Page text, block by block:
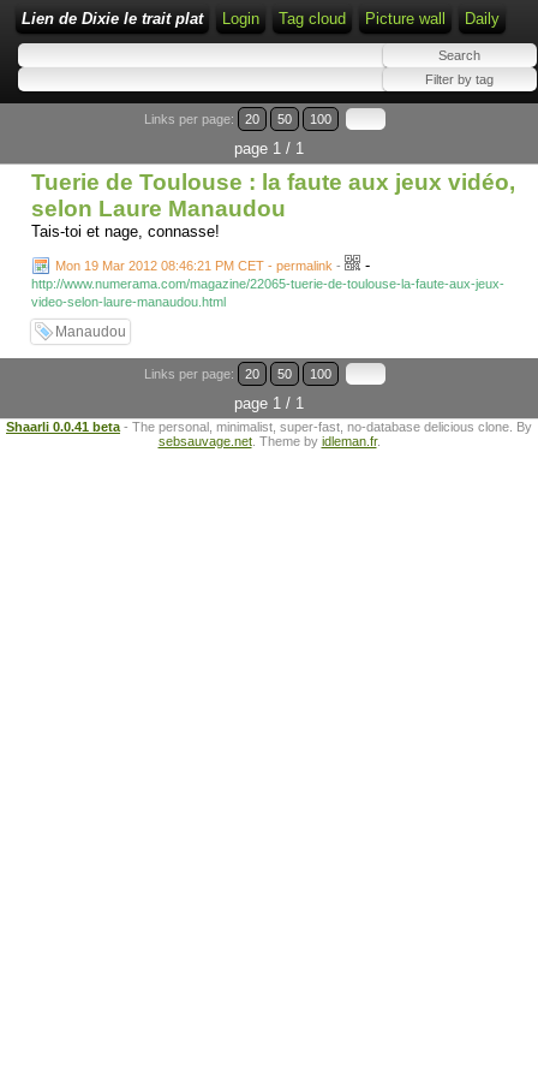
Lien de Dixie le trait plat Login Tag cloud Picture wall Daily
Links per page: 20 50 100
page 1 / 1
Tuerie de Toulouse : la faute aux jeux vidéo,
selon Laure Manaudou
Tais-toi et nage, connasse!
Mon 19 Mar 2012 08:46:21 PM CET - permalink - -
http://www.numerama.com/magazine/22065-tuerie-de-toulouse-la-faute-aux-jeux-
video-selon-laure-manaudou.html
Manaudou
Links per page: 20 50 100
page 1 / 1
Shaarli 0.0.41 beta - The personal, minimalist, super-fast, no-database delicious clone. By
sebsauvage.net. Theme by idleman.fr.